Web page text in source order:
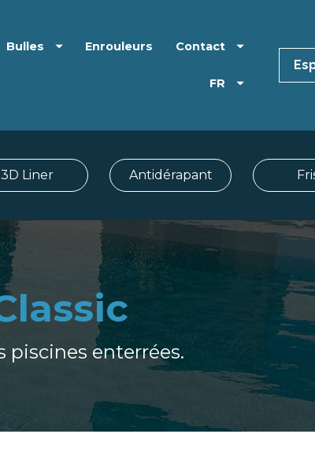
Bulles Enrouleurs Contact
FR
3D Liner Antidérapant
piscines enterrées.